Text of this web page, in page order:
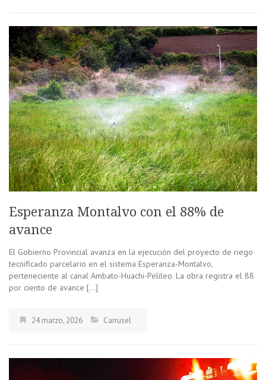
Esperanza Montalvo con el 88% de
avance
El Gobierno Provincial avanza en la ejecución del proyecto de riego
tecnificado parcelario en el sistema Esperanza-Montalvo,
perteneciente al canal Ambato-Huachi-Pelileo. La obra registra el 88
por ciento de avance […]
24 marzo, 2026 Carrusel